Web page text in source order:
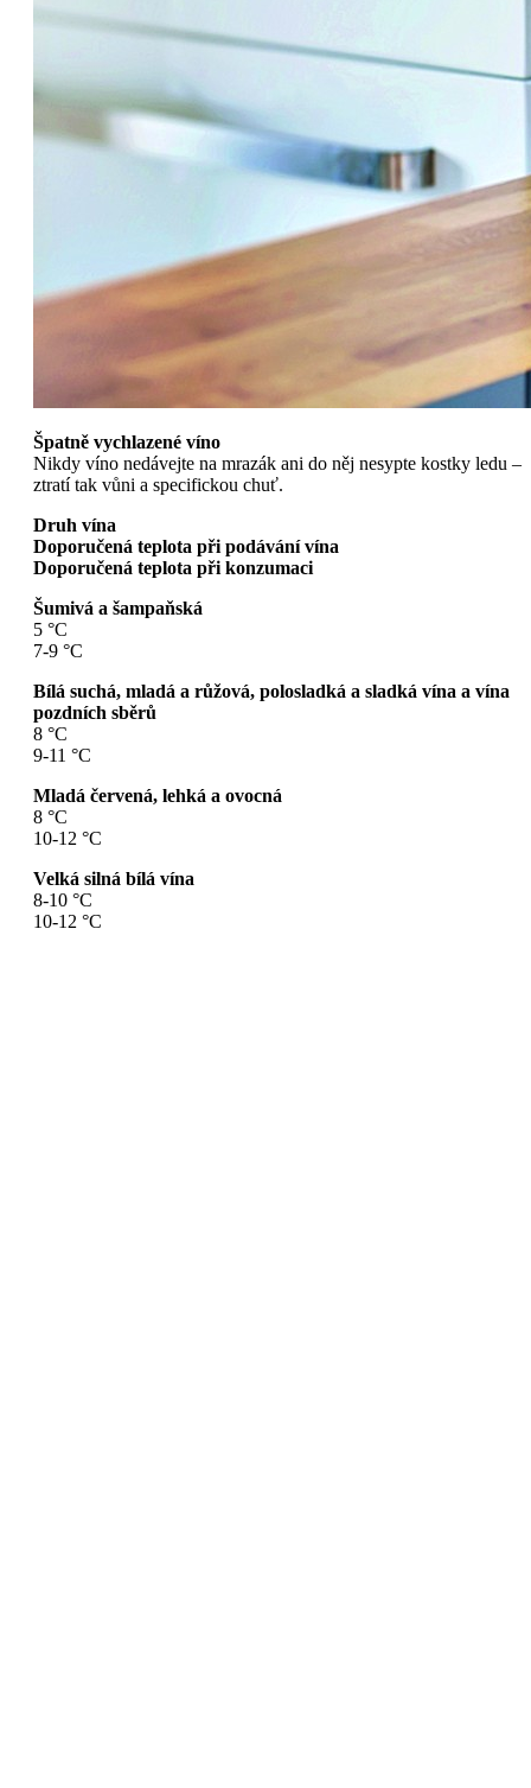
Špatně vychlazené víno
Nikdy víno nedávejte na mrazák ani do něj nesypte kostky ledu –
ztratí tak vůni a specifickou chuť.
Druh vína
Doporučená teplota při podávání vína
Doporučená teplota při konzumaci
Šumivá a šampaňská
5 °C
7-9 °C
Bílá suchá, mladá a růžová, polosladká a sladká vína a vína
pozdních sběrů
8 °C
9-11 °C
Mladá červená, lehká a ovocná
8 °C
10-12 °C
Velká silná bílá vína
8-10 °C
10-12 °C